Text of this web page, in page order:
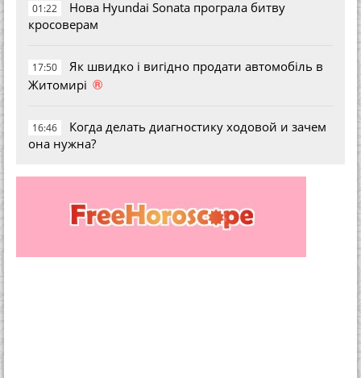
01:22
Нова Hyundai Sonata програла битву
кросоверам
17:50
Як швидко і вигідно продати автомобіль в
Житомирі ®
16:46
Когда делать диагностику ходовой и зачем
она нужна?